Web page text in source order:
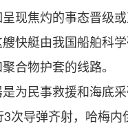
焦灼的事态晋级或
艇由我国船舶科学
合物护套的线路。
民事救援和海底采
导弹齐射，哈梅内